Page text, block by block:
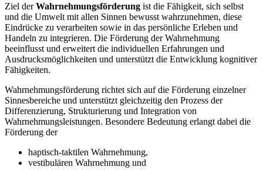
Ziel derWahrnehmungsförderung ist die Fähigkeit, sich selbst
und die Umwelt mit allen Sinnen bewusst wahrzunehmen, diese
Eindrücke zu verarbeiten sowie in das persönliche Erleben und
Handeln zu integrieren. Die Förderung der Wahrnehmung
beeinflusst und erweitert die individuellen Erfahrungen und
Ausdrucksmöglichkeiten und unterstützt die Entwicklung kognitiver
Fähigkeiten.
Wahrnehmungsförderung richtet sich auf die Förderung einzelner
Sinnesbereiche und unterstützt gleichzeitig den Prozess der
Differenzierung, Strukturierung und Integration von
Wahrnehmungsleistungen. Besondere Bedeutung erlangt dabei die
Förderung der
haptisch-taktilen Wahrnehmung,
vestibulären Wahrnehmung und